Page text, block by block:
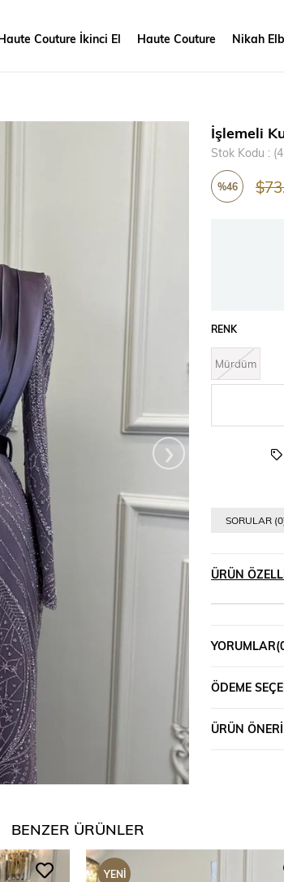
Couture İkinci El Haute Couture Nikah
›
İşlemeli
Stok Kodu
%46
RENK
Mürdüm
SORULAR
ÜRÜN
YORUMLAR
ÖDEME
ÜRÜN
BENZER ÜRÜNLER
YENI